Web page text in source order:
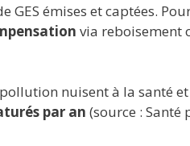
GES émises et captées.
via reboisement
nuisent à la santé
par an (source : Santé